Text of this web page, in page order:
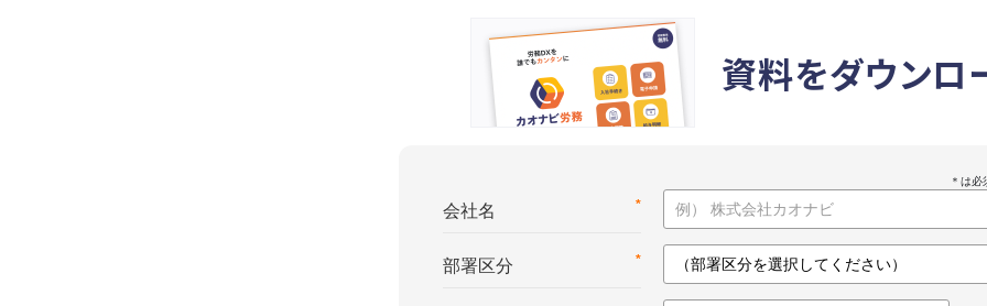
資料をダウンロ
*
会社名
*
部署区分